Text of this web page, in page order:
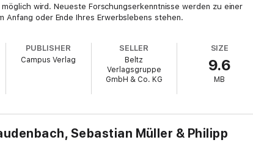
wird. Neueste Forschungserkenntnisse werden zu einer
Anfang oder Ende Ihres Erwerbslebens stehen.
PUBLISHER
Campus Verlag
SELLER
Beltz
Verlagsgruppe
GmbH & Co. KG
SIZE
9.6
MB
Sebastian Müller & Philipp